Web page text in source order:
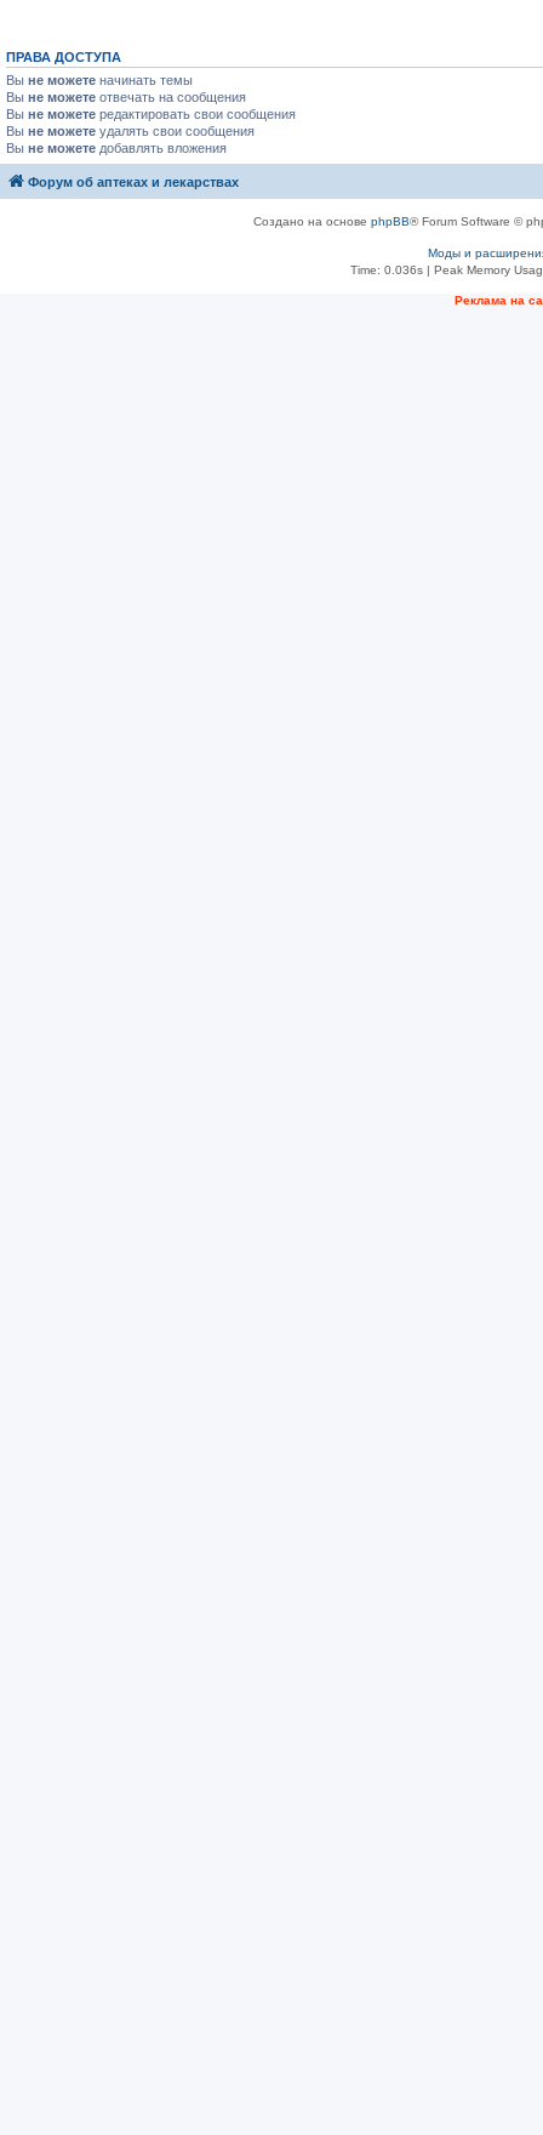
ПРАВА ДОСТУПА
Вы не можете начинать темы
Вы не можете отвечать на сообщения
Вы не можете редактировать свои сообщения
Вы не можете удалять свои сообщения
Вы не можете добавлять вложения
Форум об аптеках и лекарствах
Создано на основе phpBB® Forum Software ©
Моды и
Time: 0.036s| Peak Memory
Рeклама на